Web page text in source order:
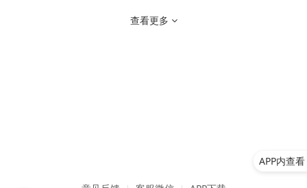
APP内查看
查看更多